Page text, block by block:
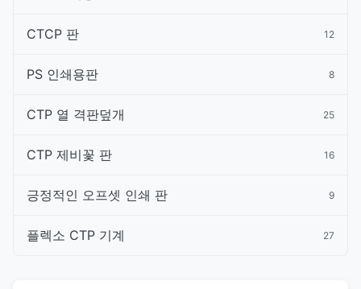
CTCP 판 12
PS 인쇄용판 8
CTP 열 격판덮개 25
CTP 제비꽃 판 16
긍정적인 오프셋 인쇄 판 9
플렉소 CTP 기계 27